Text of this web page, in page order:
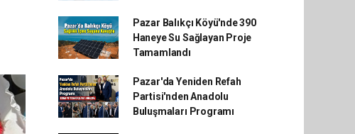
Pazar Balıkçı Köyü'nde 390
Haneye Su Sağlayan Proje
Tamamlandı
Pazar'da Yeniden Refah
Partisi'nden Anadolu
Buluşmaları Programı